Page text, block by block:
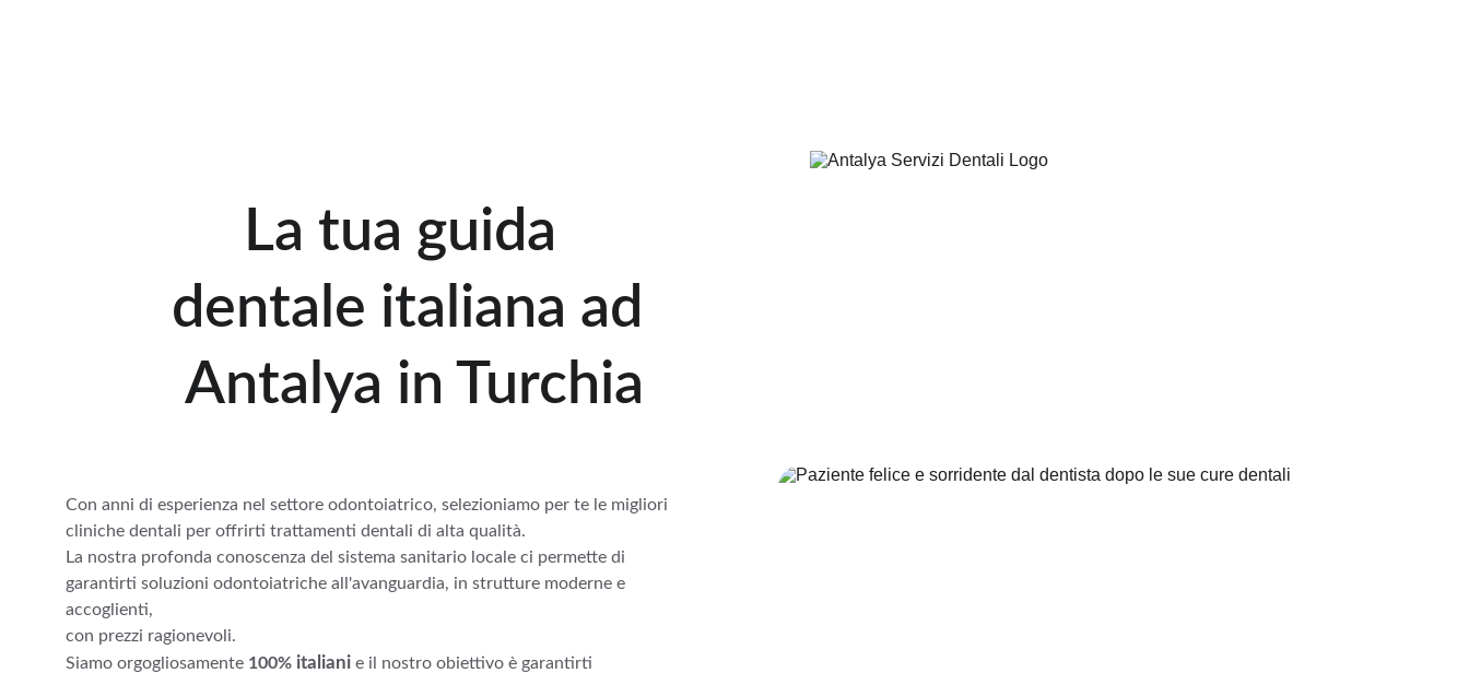
La tua guida
dentale italiana ad
Antalya in Turchia
Con anni di esperienza nel settore odontoiatrico, selezioniamo per te le migliori
cliniche dentali per offrirti trattamenti dentali di alta qualità.
La nostra profonda conoscenza del sistema sanitario locale ci permette di
garantirti soluzioni odontoiatriche all'avanguardia, in strutture moderne e
accoglienti,
con prezzi ragionevoli.
Siamo orgogliosamente 100% italiani e il nostro obiettivo è garantirti